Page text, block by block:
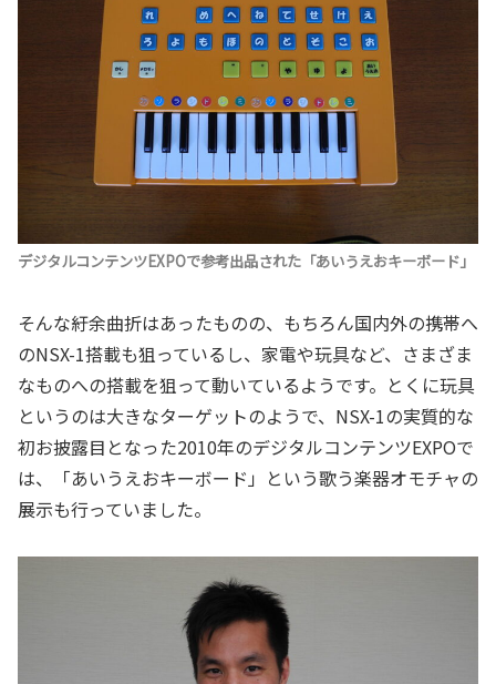
デジタルコンテンツEXPOで参考出品された「あいうえおキーボード」
そんな紆余曲折はあったものの、もちろん国内外の携帯へ
のNSX-1搭載も狙っているし、家電や玩具など、さまざま
なものへの搭載を狙って動いているようです。とくに玩具
というのは大きなターゲットのようで、NSX-1の実質的な
初お披露目となった2010年のデジタルコンテンツEXPOで
は、「あいうえおキーボード」という歌う楽器オモチャの
展示も行っていました。